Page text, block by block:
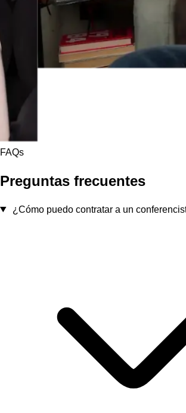
FAQs
Preguntas frecuentes
¿Cómo puedo contratar a un